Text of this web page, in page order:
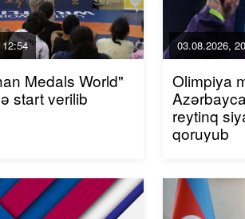
Medals World"
start verilib
03.08.2026,
Olimpiya
reytinq
qoruyub